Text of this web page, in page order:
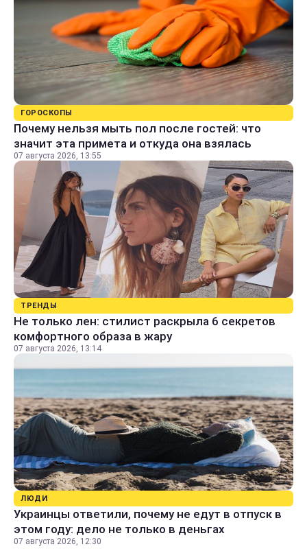
ГОРОСКОПЫ
Почему нельзя мыть пол после гостей: что
значит эта примета и откуда она взялась
07 августа 2026, 13:55
ТРЕНДЫ
Не только лен: стилист раскрыла 6 секретов
комфортного образа в жару
07 августа 2026, 13:14
ЛЮДИ
Украинцы ответили, почему не едут в отпуск в
этом году: дело не только в деньгах
07 августа 2026, 12:30